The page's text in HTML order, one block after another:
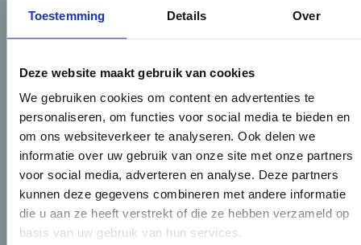
Toestemming Details Over
Deze website maakt gebruik van cookies
We gebruiken cookies om content en advertenties te
personaliseren, om functies voor social media te bieden en
om ons websiteverkeer te analyseren. Ook delen we
informatie over uw gebruik van onze site met onze partners
voor social media, adverteren en analyse. Deze partners
kunnen deze gegevens combineren met andere informatie
die u aan ze heeft verstrekt of die ze hebben verzameld op
basis van uw gebruik van hun services.
Versturen